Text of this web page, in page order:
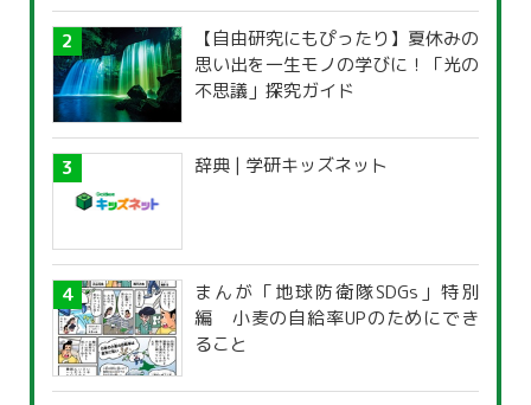
【自由研究にもぴったり】夏休みの
思い出を一生モノの学びに！「光の
不思議」探究ガイド
辞典 | 学研キッズネット
まんが「地球防衛隊SDGs」特別
編 小麦の自給率UPのためにでき
ること